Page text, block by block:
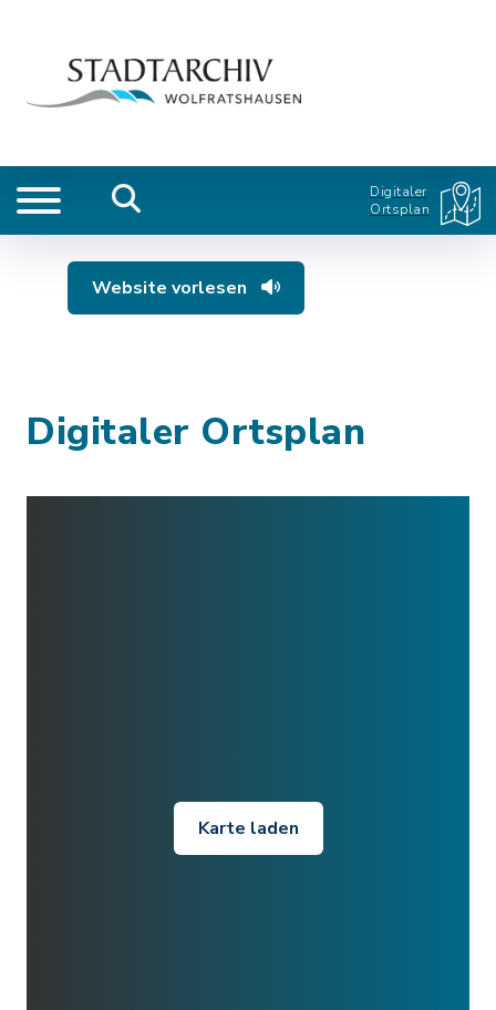
Digitaler
Ortsplan
Website vorlesen
Digitaler Ortsplan
Karte laden